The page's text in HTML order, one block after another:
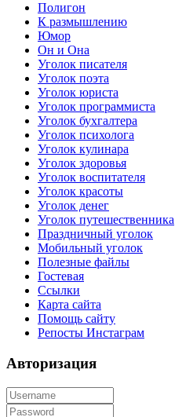
Полигон
К размышлению
Юмор
Он и Она
Уголок писателя
Уголок поэта
Уголок юриста
Уголок программиста
Уголок бухгалтера
Уголок психолога
Уголок кулинара
Уголок здоровья
Уголок воспитателя
Уголок красоты
Уголок денег
Уголок путешественника
Праздничный уголок
Мобильный уголок
Полезные файлы
Гостевая
Ссылки
Карта сайта
Помощь сайту
Репосты Инстаграм
Авторизация